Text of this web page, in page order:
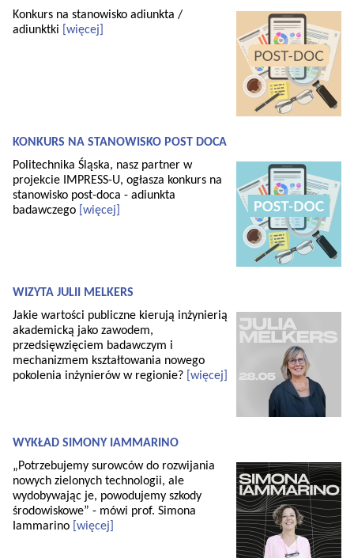
Konkurs na stanowisko adiunkta /
adiunktki
[więcej]
KONKURS NA STANOWISKO POST DOCA
Politechnika Śląska, nasz partner w
projekcie IMPRESS-U, ogłasza konkurs na
stanowisko post-doca - adiunkta
badawczego [więcej]
WIZYTA JULII MELKERS
Jakie wartości publiczne kierują inżynierią
akademicką jako zawodem,
przedsięwzięciem badawczym i
mechanizmem kształtowania nowego
pokolenia inżynierów w regionie? [więcej]
WYKŁAD SIMONY IAMMARINO
„Potrzebujemy surowców do rozwijania
nowych zielonych technologii, ale
wydobywając je, powodujemy szkody
środowiskowe” - mówi prof. Simona
Iammarino [więcej]